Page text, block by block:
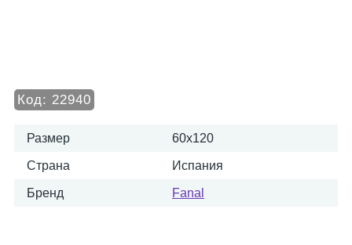
Код: 22940
Размер 60x120
Страна Испания
Бренд Fanal